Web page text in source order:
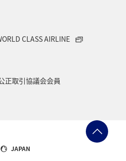
CLASS AIRLINE
正取引協議会会員
JAPAN